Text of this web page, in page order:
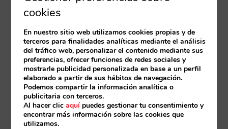
cookies
En nuestro sitio web utilizamos cookies propias y de
terceros para finalidades analíticas mediante el análisis
del tráfico web, personalizar el contenido mediante sus
preferencias, ofrecer funciones de redes sociales y
mostrarle publicidad personalizada en base a un perfil
elaborado a partir de sus hábitos de navegación.
Podemos compartir la información analítica o
publicitaria con terceros.
Al hacer clicaquípuedes gestionar tu consentimiento y
encontrar más información sobre las cookies que
utilizamos.